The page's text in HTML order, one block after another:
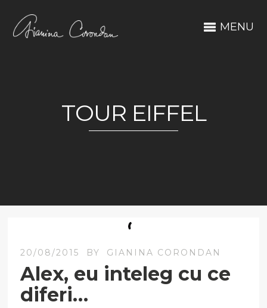
MENU
TOUR EIFFEL
20/08/2015 BY GIANINA CORONDAN
Alex, eu inteleg cu ce
diferi…